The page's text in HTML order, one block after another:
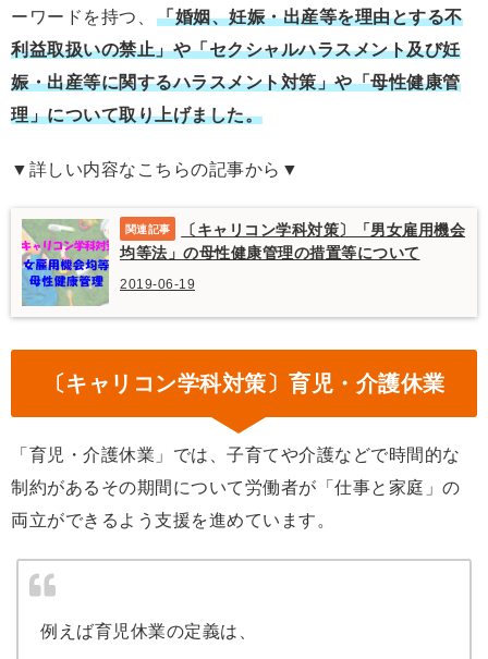
ーワードを持つ、
「婚姻、妊娠・出産等を理由とする不
利益取扱いの禁止」や「セクシャルハラスメント及び妊
娠・出産等に関するハラスメント対策」や「母性健康管
理」について取り上げました。
▼詳しい内容なこちらの記事から▼
〔キャリコン学科対策〕「男女雇用機会
均等法」の母性健康管理の措置等について
2019-06-19
〔キャリコン学科対策〕育児・介護休業
「育児・介護休業」では、子育てや介護などで時間的な
制約があるその期間について労働者が「仕事と家庭」の
両立ができるよう支援を進めています。
例えば育児休業の定義は、